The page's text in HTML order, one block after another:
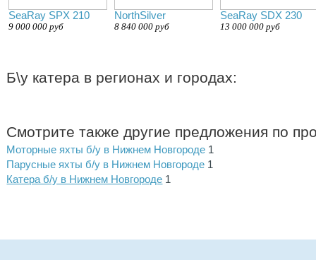
SeaRay SPX 210
9 000 000 руб
NorthSilver
8 840 000 руб
SeaRay SDX 230
13 000 000 руб
Б\у катера в регионах и городах:
Смотрите также другие предложения по
Моторные яхты б/у в Нижнем Новгороде 1
Парусные яхты б/у в Нижнем Новгороде 1
Катера б/у в Нижнем Новгороде 1